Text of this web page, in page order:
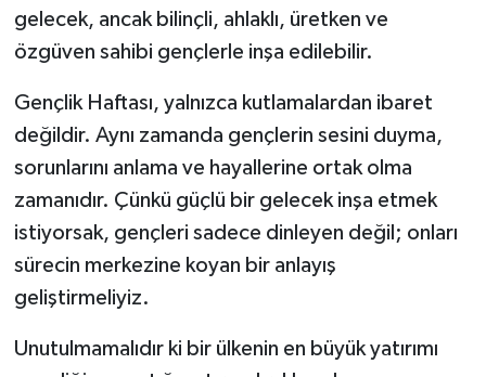
gelecek, ancak bilinçli, ahlaklı, üretken ve
özgüven sahibi gençlerle inşa edilebilir.
Gençlik Haftası, yalnızca kutlamalardan ibaret
değildir. Aynı zamanda gençlerin sesini duyma,
sorunlarını anlama ve hayallerine ortak olma
zamanıdır. Çünkü güçlü bir gelecek inşa etmek
istiyorsak, gençleri sadece dinleyen değil; onları
sürecin merkezine koyan bir anlayış
geliştirmeliyiz.
Unutulmamalıdır ki bir ülkenin en büyük yatırımı